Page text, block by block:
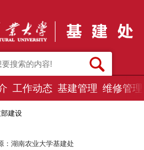
工作动态 基建管理 维修管理
建设
： 湖南农业大学基建处